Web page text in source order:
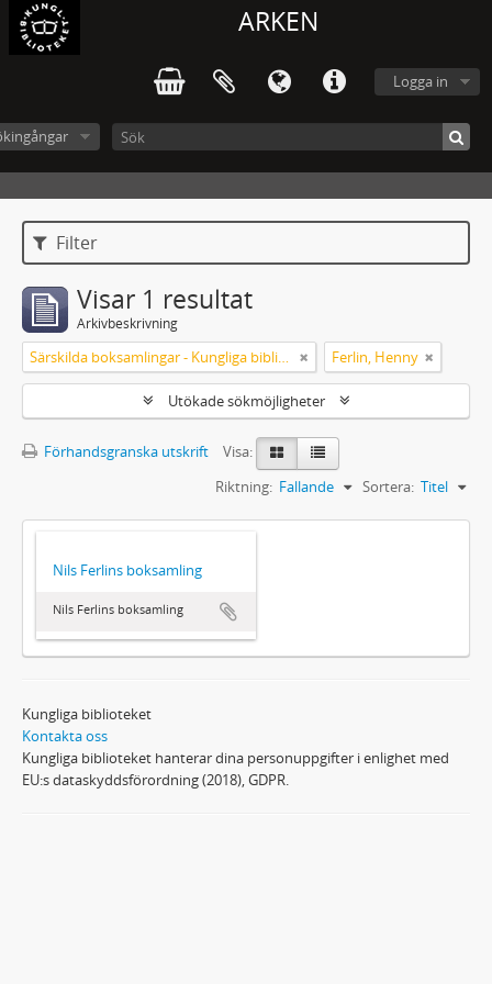
ARKEN
Logga in
Filter
Visar 1 resultat
Arkivbeskrivning
Särskilda boksamlingar - Kungliga biblioteket Ferlin, Henny
Utökade sökmöjligheter
Förhandsgranska utskrift
Visa:
Sortera: Titel
Riktning: Fallande
Nils Ferlins boksamling
Nils Ferlins boksamling
Kungliga biblioteket
Kontakta oss
Kungliga biblioteket hanterar dina personuppgifter i enlighet med
EU:s dataskyddsförordning (2018), GDPR.